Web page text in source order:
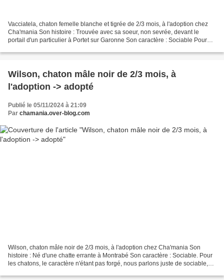
Vacciatela, chaton femelle blanche et tigrée de 2/3 mois, à l'adoption chez
Cha'mania Son histoire : Trouvée avec sa soeur, non sevrée, devant le
portail d'un particulier à Portet sur Garonne Son caractère : Sociable Pour
Wilson, chaton mâle noir de 2/3 mois, à
l'adoption -> adopté
Publié le 05/11/2024 à 21:09
Par chamania.over-blog.com
Wilson, chaton mâle noir de 2/3 mois, à l'adoption chez Cha'mania Son
histoire : Né d'une chatte errante à Montrabé Son caractère : Sociable. Pour
les chatons, le caractère n'étant pas forgé, nous parlons juste de sociable,